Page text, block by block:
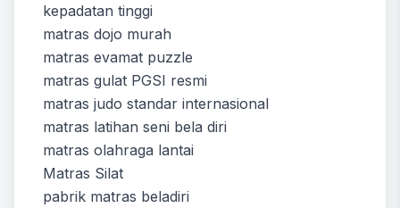
kepadatan tinggi
matras dojo murah
matras evamat puzzle
matras gulat PGSI resmi
matras judo standar internasional
matras latihan seni bela diri
matras olahraga lantai
Matras Silat
pabrik matras beladiri